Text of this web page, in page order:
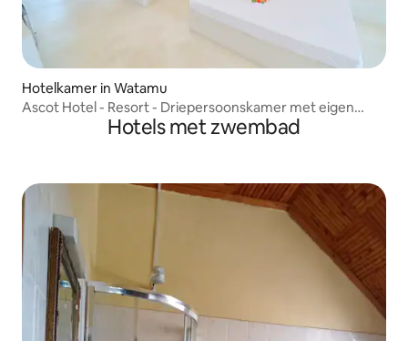
Hotelkamer in Watamu
Ascot Hotel - Resort - Driepersoonskamer met eigen
Hotels met zwembad